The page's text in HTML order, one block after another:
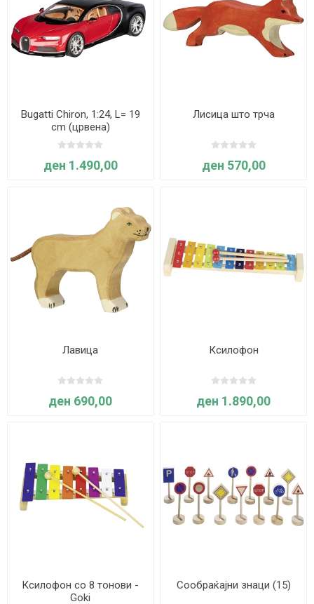
Bugatti Chiron, 1:24, L= 19
cm (црвена)
ден 1.490,00
Лисица што трча
ден 570,00
Лавица
ден 690,00
Ксилофон
ден 1.890,00
Ксилофон со 8 тонови -
Goki
Сообраќајни знаци (15)